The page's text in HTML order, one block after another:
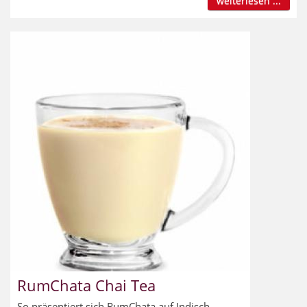
RumChata Chai Tea